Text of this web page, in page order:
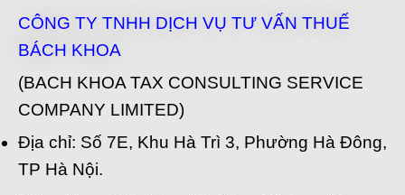
CÔNG TY TNHH DỊCH VỤ TƯ VẤN THUẾ
BÁCH KHOA
(BACH KHOA TAX CONSULTING SERVICE
COMPANY LIMITED)
Địa chỉ: Số 7E, Khu Hà Trì 3, Phường Hà Đông,
TP Hà Nội.